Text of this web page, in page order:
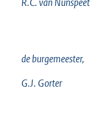
de burgemeester,
G.J. Gorter